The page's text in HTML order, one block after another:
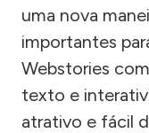
uma nova
importantes
Webstories
texto e
atrativo e fácil